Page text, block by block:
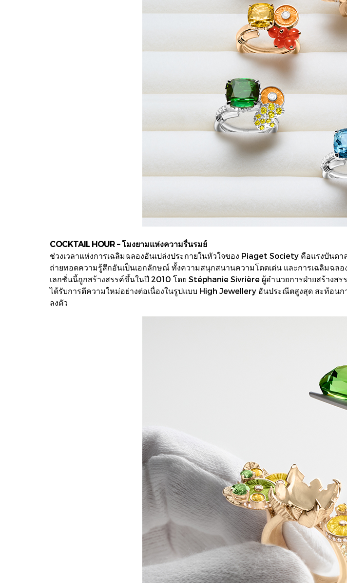
COCKTAIL HOUR – โมงยามแห่งความรื่นรมย์
ช่วงเวลาแห่งการเฉลิมฉลองอันเปล่งประกายในหัวใจของ Piaget Society คือแรงบัน
ถ่ายทอดความรู้สึกอันเป็นเอกลักษณ์ ทั้งความสนุกสนานความโดดเด่น และการเฉลิมฉล
เลกชั่นนี้ถูกสร้างสรรค์ขึ้นในปี 2010 โดย Stéphanie Sivrière ผู้อำนวยการฝ่ายสร้าง
ได้รับการตีความใหม่อย่างต่อเนื่องในรูปแบบ High Jewellery อันประณีตสูงสุด สะท้อน
ลงตัว